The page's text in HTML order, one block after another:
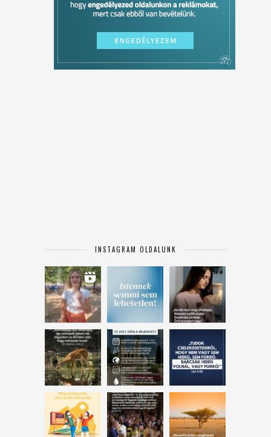
INSTAGRAM OLDALUNK